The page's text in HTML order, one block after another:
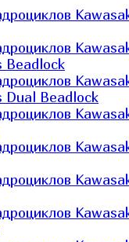
Beadlock
Dual Beadlock